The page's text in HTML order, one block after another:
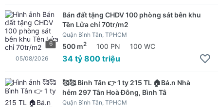
6
Bán đất tặng CHDV 100 phòng sát bên khu
Tên Lửa chỉ 70tr/m2
Quận Bình Tân, TPHCM
500 m2 100 PN 100 WC
34 tỷ 800 triệu
05/08/2026
🥰🥰 Bình Tân 👉 1 ty 215 TL 🏠Bá.n Nhà
hẻm 297 Tân Hoà Đông, Bình Tâ
Quận Bình Tân, TPHCM